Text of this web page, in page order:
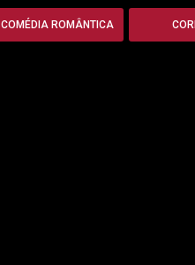
COMÉDIA ROMÂNTICA